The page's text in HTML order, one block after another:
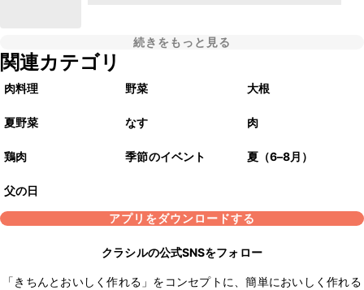
続きをもっと見る
関連カテゴリ
肉料理 野菜 大根
夏野菜 なす 肉
鶏肉 季節のイベント 夏（6–8月）
父の日
アプリをダウンロードする
クラシルの公式SNSをフォロー
「きちんとおいしく作れる」をコンセプトに、簡単においしく作れる